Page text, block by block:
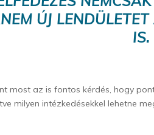
ÚJ
IS.
most az is fontos kérdés, hogy
milyen intézkedésekkel lehetne